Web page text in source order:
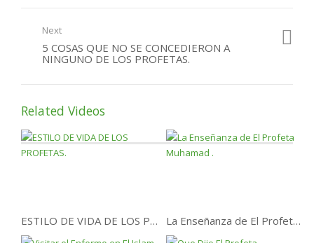
Next
5 COSAS QUE NO SE CONCEDIERON A
NINGUNO DE LOS PROFETAS.
Related Videos
ESTILO DE VIDA DE LOS PROFETAS. La Enseñanza de El Profeta Muhamad .